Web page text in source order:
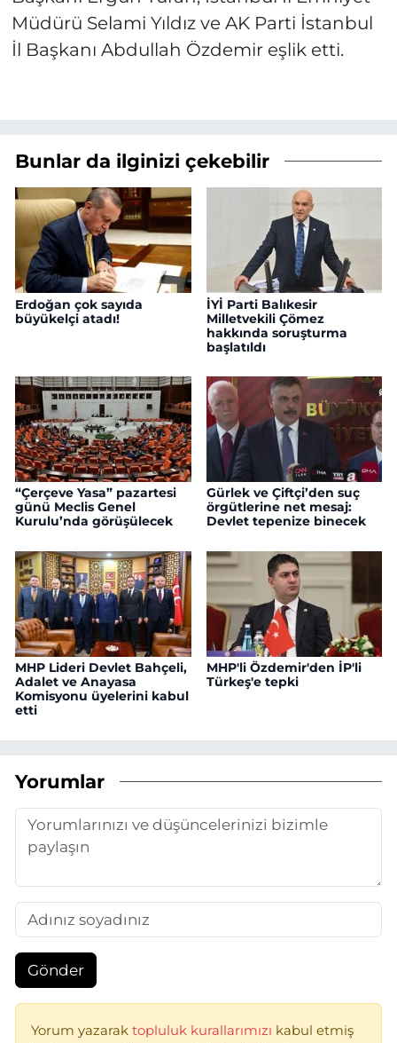
Müdürü Selami Yıldız ve AK Parti İstanbul
İl Başkanı Abdullah Özdemir eşlik etti.
Bunlar da ilginizi çekebilir
Erdoğan çok sayıda
büyükelçi atadı!
İYİ Parti Balıkesir
Milletvekili Çömez
hakkında soruşturma
başlatıldı
“Çerçeve Yasa” pazartesi
günü Meclis Genel
Kurulu’nda görüşülecek
Gürlek ve Çiftçi’den suç
örgütlerine net mesaj:
Devlet tepenize binecek
MHP Lideri Devlet Bahçeli,
Adalet ve Anayasa
Komisyonu üyelerini kabul
etti
MHP'li Özdemir'den İP'li
Türkeş'e tepki
Yorumlar
Gönder
Yorum yazarak topluluk kurallarımızı kabul etmiş